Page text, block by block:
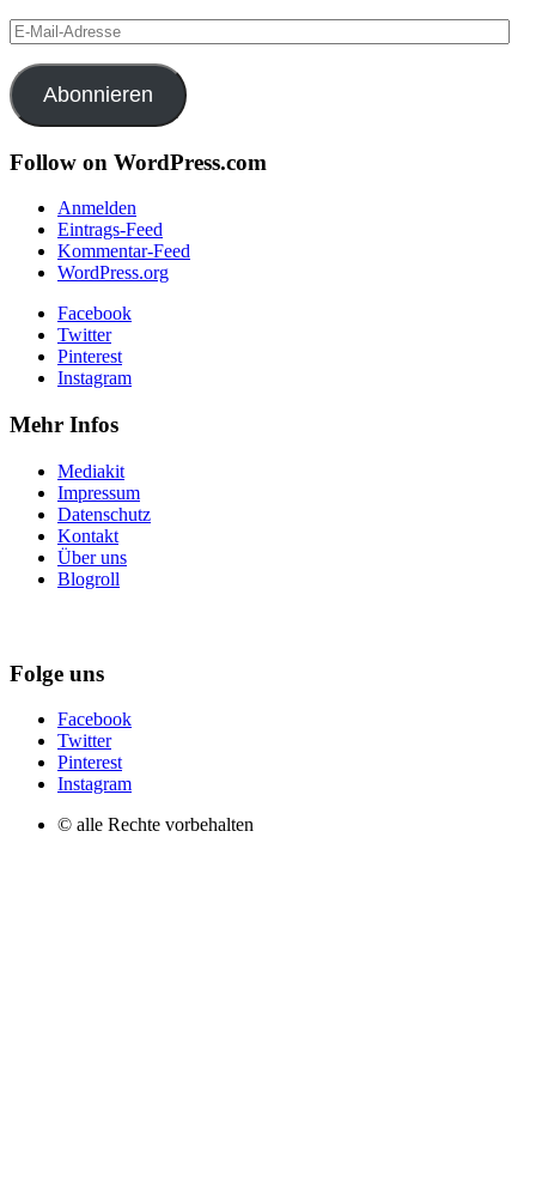
E-
Mail-
Adresse
Abonnieren
Follow on WordPress.com
Anmelden
Eintrags-Feed
Kommentar-Feed
WordPress.org
Facebook
Twitter
Pinterest
Instagram
Mehr Infos
Mediakit
Impressum
Datenschutz
Kontakt
Über uns
Blogroll
Folge uns
Facebook
Twitter
Pinterest
Instagram
© alle Rechte vorbehalten